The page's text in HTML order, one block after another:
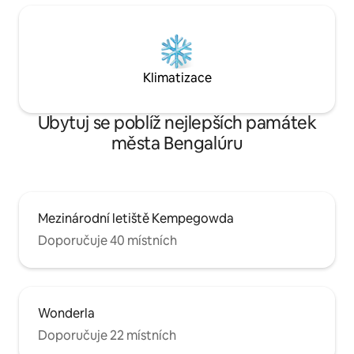
Klimatizace
Ubytuj se poblíž nejlepších památek
města Bengalúru
Mezinárodní letiště Kempegowda
Doporučuje 40 místních
Wonderla
Doporučuje 22 místních